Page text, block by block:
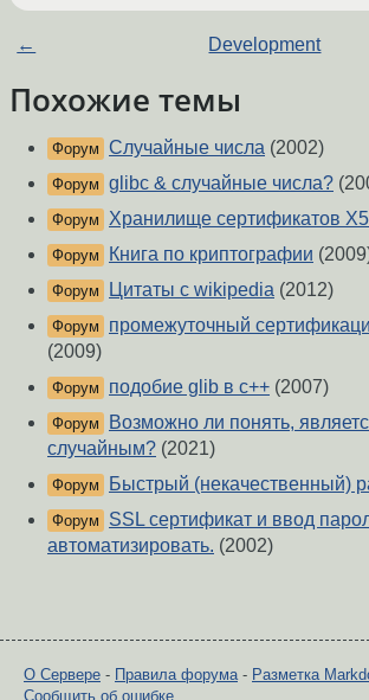
← Development
Похожие темы
Форум Случайные числа (2002)
Форум glibc & случайные числа?
Форум Хранилище сертификатов
Форум Книга по криптографии
Форум Цитаты с wikipedia (2012)
Форум
промежуточный
(2009)
Форум подобие glib в c++ (2007)
Форум
Возможно ли понять,
случайным? (2021)
Форум Быстрый (некачественный)
Форум
SSL сертификат и ввод
автоматизировать. (2002)
О Сервере - Правила форума- Разметка
Сообщить об ошибке